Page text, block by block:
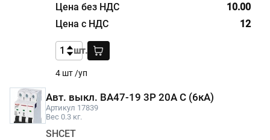
4 шт /уп
10.00
12
шт.
Авт. выкл. BA47-19 3P 20А С (6кА)
Артикул 17839
Вес 0.3 кг.
SHCET